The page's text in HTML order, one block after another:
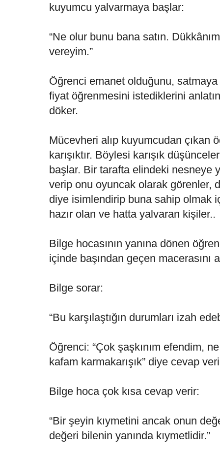
kuyumcu yalvarmaya başlar:
“Ne olur bunu bana satın.
vereyim.”
Öğrenci emanet olduğunu, satmaya
fiyat öğrenmesini istediklerini
döker.
Mücevheri alıp kuyumcudan çıkan
karışıktır. Böylesi karışık
başlar. Bir tarafta elindeki nesneye
verip onu oyuncak olarak görenler,
diye isimlendirip buna sahip olmak
hazır olan ve hatta yalvaran kişiler..
Bilge hocasının yanına dönen
içinde başından geçen macerasını
Bilge sorar:
“Bu karşılaştığın durumları izah
Öğrenci: “Çok şaşkınım efendim,
kafam karmakarışık” diye cevap
Bilge hoca çok kısa cevap verir:
“Bir şeyin kıymetini ancak onun
değeri bilenin yanında kıymetlidir.”